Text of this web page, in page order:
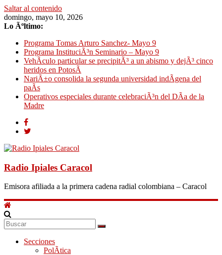
Saltar al contenido
domingo, mayo 10, 2026
Lo Ãºltimo:
Programa Tomas Arturo Sanchez- Mayo 9
Programa InstituciÃ³n Seminario – Mayo 9
VehÃ­culo particular se precipitÃ³ a un abismo y dejÃ³ cinco
heridos en PotosÃ­
NariÃ±o consolida la segunda universidad indÃ­gena del
paÃ­s
Operativos especiales durante celebraciÃ³n del DÃ­a de la
Madre
Radio Ipiales Caracol
Emisora afiliada a la primera cadena radial colombiana – Caracol
Secciones
PolÃ­tica